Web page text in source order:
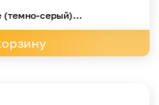
серый)...